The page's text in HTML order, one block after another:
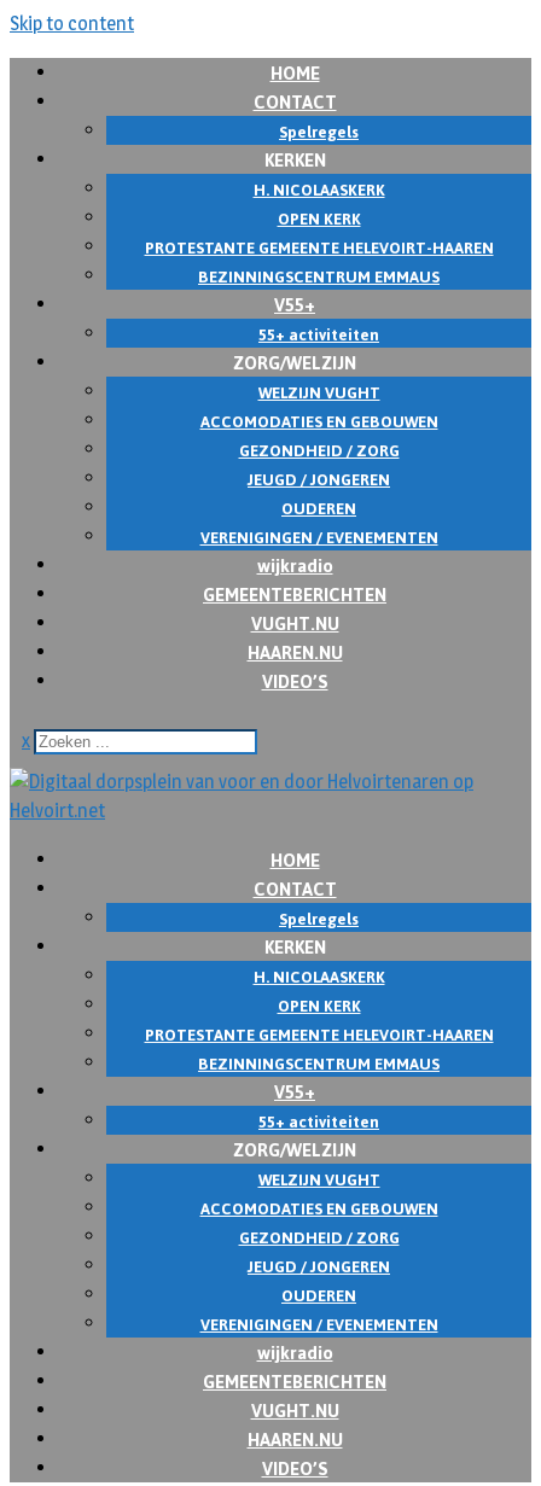
Skip to content
HOME
CONTACT
Spelregels
KERKEN
H. NICOLAASKERK
OPEN KERK
PROTESTANTE GEMEENTE HELEVOIRT-HAAREN
BEZINNINGSCENTRUM EMMAUS
V55+
55+ activiteiten
ZORG/WELZIJN
WELZIJN VUGHT
ACCOMODATIES EN GEBOUWEN
GEZONDHEID / ZORG
JEUGD / JONGEREN
OUDEREN
VERENIGINGEN / EVENEMENTEN
wijkradio
GEMEENTEBERICHTEN
VUGHT.NU
HAAREN.NU
VIDEO’S
x
HOME
CONTACT
Spelregels
KERKEN
H. NICOLAASKERK
OPEN KERK
PROTESTANTE GEMEENTE HELEVOIRT-HAAREN
BEZINNINGSCENTRUM EMMAUS
V55+
55+ activiteiten
ZORG/WELZIJN
WELZIJN VUGHT
ACCOMODATIES EN GEBOUWEN
GEZONDHEID / ZORG
JEUGD / JONGEREN
OUDEREN
VERENIGINGEN / EVENEMENTEN
wijkradio
GEMEENTEBERICHTEN
VUGHT.NU
HAAREN.NU
VIDEO’S